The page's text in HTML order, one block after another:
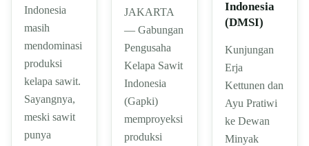
Indonesia
masih
mendominasi
produksi
kelapa sawit.
Sayangnya,
meski sawit
punya
JAKARTA
— Gabungan
Pengusaha
Kelapa Sawit
Indonesia
(Gapki)
memproyeksi
produksi
Indonesia
(DMSI)
Kunjungan
Erja
Kettunen dan
Ayu Pratiwi
ke Dewan
Minyak